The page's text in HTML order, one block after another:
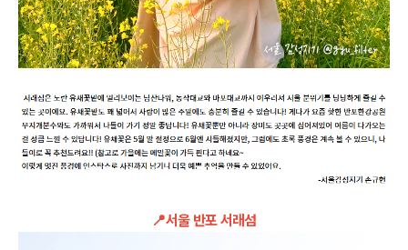
📍서울 반포 서래섬